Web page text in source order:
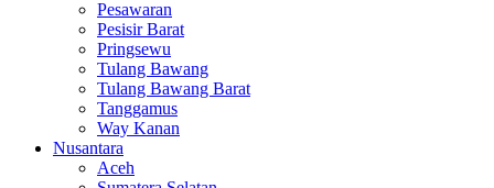
Pesawaran
Pesisir Barat
Pringsewu
Tulang Bawang
Tulang Bawang Barat
Tanggamus
Way Kanan
Nusantara
Aceh